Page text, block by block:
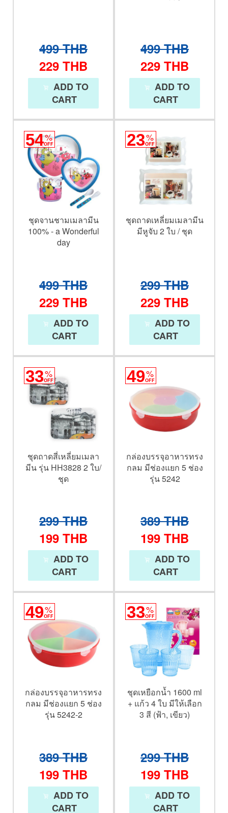
499 THB
229 THB
ADD TO
CART
499 THB
229 THB
ADD TO
CART
54%
OFF
ชุดจานชามเมลามีน
100% - a Wonderful
day
499 THB
229 THB
ADD TO
CART
23%
OFF
ชุดถาดเหลี่ยมเมลามีน
มีหูจับ 2 ใบ / ชุด
299 THB
229 THB
ADD TO
CART
33%
OFF
ชุดถาดสี่เหลี่ยมเมลา
มีน รุ่น HH3828 2 ใบ/
ชุด
299 THB
199 THB
ADD TO
CART
49%
OFF
กล่องบรรจุอาหารทรง
กลม มีช่องแยก 5 ช่อง
รุ่น 5242
389 THB
199 THB
ADD TO
CART
49%
OFF
กล่องบรรจุอาหารทรง
กลม มีช่องแยก 5 ช่อง
รุ่น 5242-2
389 THB
199 THB
ADD TO
CART
33%
OFF
ชุดเหยือกน้ำ 1600 ml
+ แก้ว 4 ใบ มีให้เลือก
3 สี (ฟ้า, เขียว)
299 THB
199 THB
ADD TO
CART